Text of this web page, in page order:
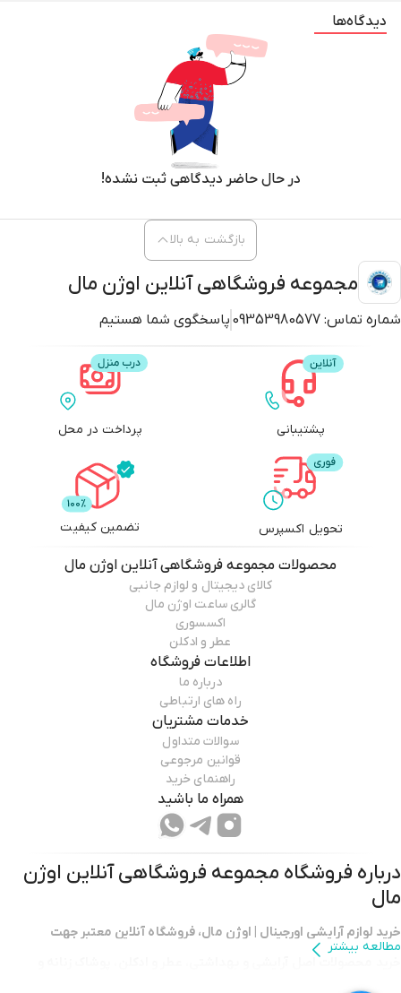
دیدگاه‌ها
در حال حاضر دیدگاهی ثبت نشده!
مجموعه فروشگاهی آنلاین اوژن مال
شماره تماس: 09353980577 پاسخگوی شما هستیم
بازگشت به بالا
پشتیبانی پرداخت در محل
تحویل اکسپرس تضمین کیفیت
محصولات مجموعه فروشگاهی آنلاین اوژن مال
کالای دیجیتال و لوازم جانبی
گالری ساعت اوژن مال
اکسسوری
عطر و ادکلن
اطلاعات فروشگاه
درباره ما
راه های ارتباطی
خدمات مشتریان
سوالات متداول
قوانین مرجوعی
راهنمای خرید
همراه ما باشید
درباره فروشگاه مجموعه فروشگاهی آنلاین اوژن
مال
خرید لوازم آرایشی اورجینال | اوژن مال، فروشگاه آنلاین معتبر جهت
خرید محصولات اصل آرایشی و بهداشتی
مطالعه بیشتر